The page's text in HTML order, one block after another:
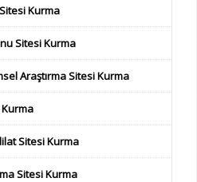
Kurma
Sitesi Kurma
Araştırma Sitesi Kurma
Sitesi Kurma
Sitesi Kurma